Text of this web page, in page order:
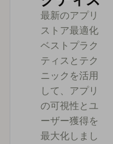
最新のアプリ
ストア最適化
ベストプラク
ティスとテク
ニックを活用
して、アプリ
の可視性とユ
ーザー獲得を
最大化しまし